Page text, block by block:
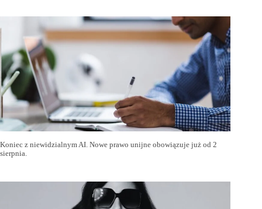
Koniec z niewidzialnym AI. Nowe prawo unijne obowiązuje już od 2
sierpnia.